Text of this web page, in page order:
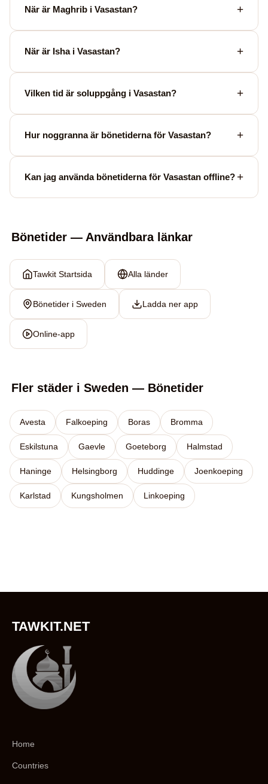
När är Maghrib i Vasastan?
När är Isha i Vasastan?
Vilken tid är soluppgång i Vasastan?
Hur noggranna är bönetiderna för Vasastan?
Kan jag använda bönetiderna för Vasastan offline?
Bönetider — Användbara länkar
Tawkit Startsida Alla länder
Bönetider i Sweden Ladda ner app
Online-app
Fler städer i Sweden — Bönetider
Avesta Falkoeping Boras Bromma
Eskilstuna Gaevle Goeteborg Halmstad
Haninge Helsingborg Huddinge Joenkoeping
Karlstad Kungsholmen Linkoeping
TAWKIT.NET
Home
Countries